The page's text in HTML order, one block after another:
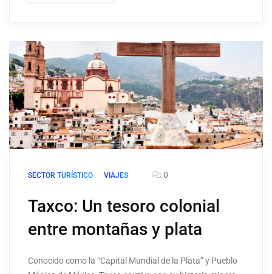
SECTOR TURÍSTICO VIAJES 0
Taxco: Un tesoro colonial
entre montañas y plata
Conocido como la “Capital Mundial de la Plata” y Pueblo